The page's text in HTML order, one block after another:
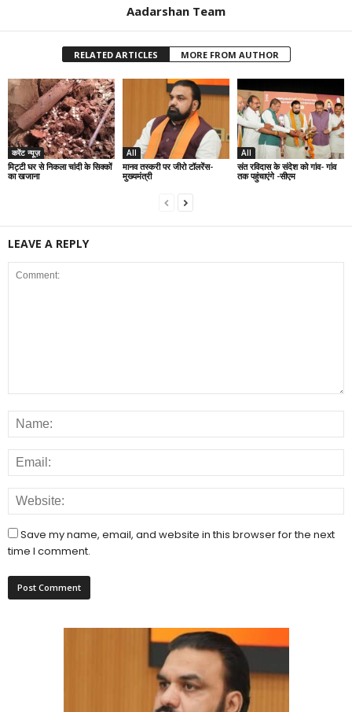
Aadarshan Team
RELATED ARTICLES MORE FROM AUTHOR
करेंट न्यूज़
मिट्टी घर से निकला चांदी के सिक्कों
का खजाना
All
मानव तस्करी पर जीरो टॉलरेंस-
मुख्यमंत्री
All
संत रविदास के संदेश को गांव- गांव
तक पहुंचाएंगे -सीएम
LEAVE A REPLY
Save my name, email, and website in this browser for the next
time I comment.